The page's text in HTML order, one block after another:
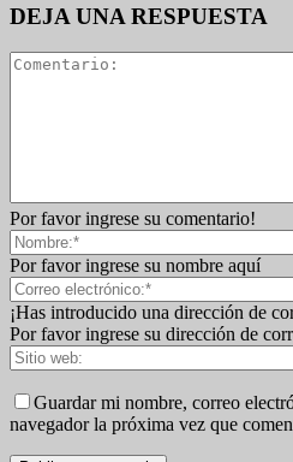
DEJA UNA RESPUESTA
Por favor ingrese su comentario!
Por favor ingrese su nombre aquí
¡Has introducido una dirección de
Por favor ingrese su dirección de
Guardar mi nombre, correo
navegador la próxima vez que